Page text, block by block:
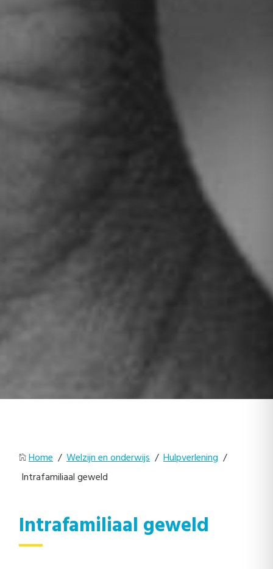
Home / Welzijn en onderwijs / Hulpverlening /
Intrafamiliaal geweld
Intrafamiliaal geweld